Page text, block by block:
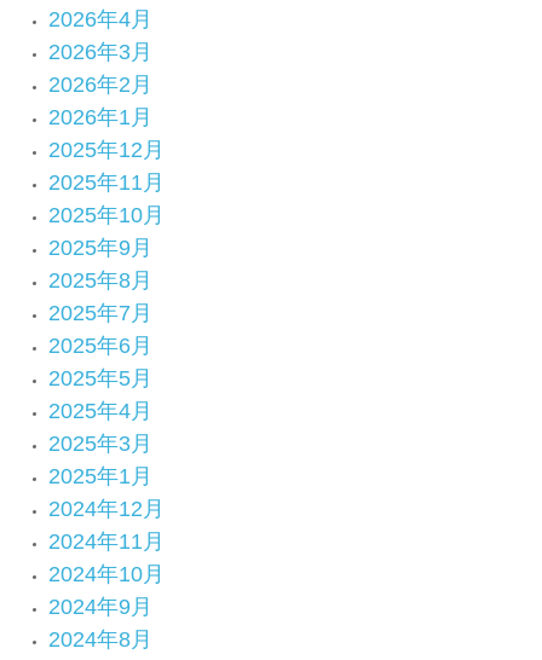
2026年4月
2026年3月
2026年2月
2026年1月
2025年12月
2025年11月
2025年10月
2025年9月
2025年8月
2025年7月
2025年6月
2025年5月
2025年4月
2025年3月
2025年1月
2024年12月
2024年11月
2024年10月
2024年9月
2024年8月